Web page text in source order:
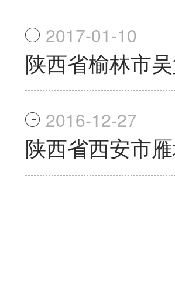
2017-01-10
陕西省榆林市
2016-12-27
陕西省西安市